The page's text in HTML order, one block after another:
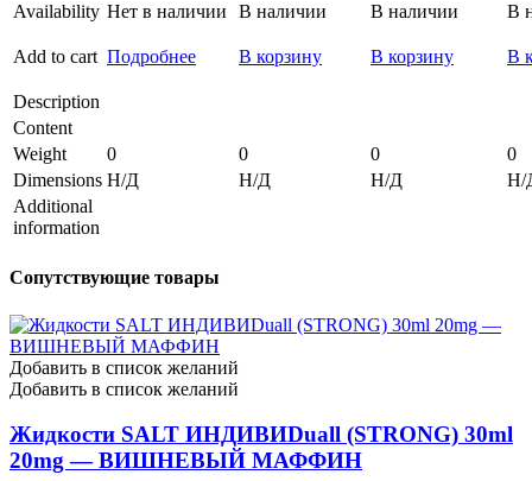
Availability Нет в наличии В наличии В наличии В
Add to cart Подробнее В корзину В корзину В
Description
Content
Weight
0 0 0
0
Dimensions Н/Д Н/Д Н/Д
Н/
Additional
information
Сопутствующие товары
Добавить в список желаний
Добавить в список желаний
Жидкости SALT ИНДИВИDuall (STRONG) 30ml
20mg — ВИШНЕВЫЙ МАФФИН